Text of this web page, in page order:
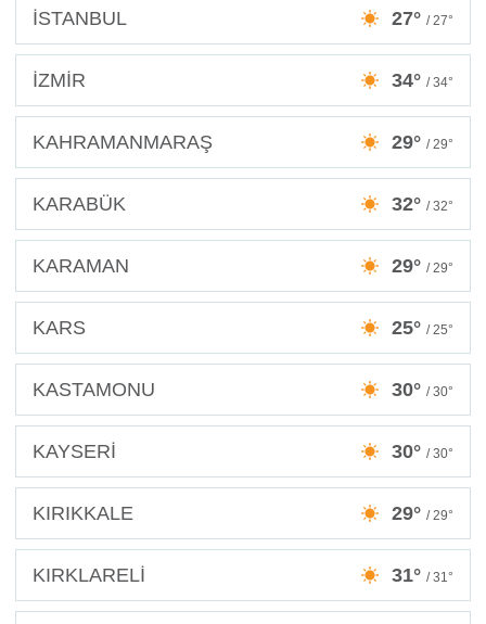
İSTANBUL 27° / 27°
İZMİR 34° / 34°
KAHRAMANMARAŞ 29° / 29°
KARABÜK 32° / 32°
KARAMAN 29° / 29°
KARS 25° / 25°
KASTAMONU 30° / 30°
KAYSERİ 30° / 30°
KIRIKKALE 29° / 29°
KIRKLARELİ 31° / 31°